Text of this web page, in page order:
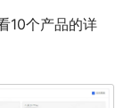
10个产品的详